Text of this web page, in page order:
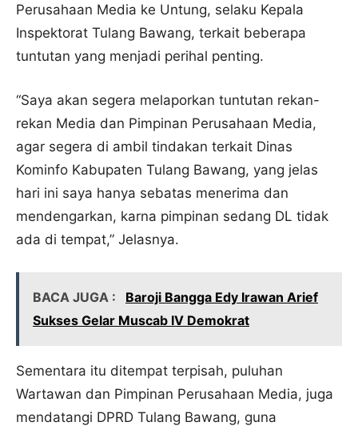
Perusahaan Media ke Untung, selaku Kepala
Inspektorat Tulang Bawang, terkait beberapa
tuntutan yang menjadi perihal penting.
“Saya akan segera melaporkan tuntutan rekan-
rekan Media dan Pimpinan Perusahaan Media,
agar segera di ambil tindakan terkait Dinas
Kominfo Kabupaten Tulang Bawang, yang jelas
hari ini saya hanya sebatas menerima dan
mendengarkan, karna pimpinan sedang DL tidak
ada di tempat,” Jelasnya.
BACA JUGA :
Baroji Bangga Edy Irawan Arief
Sukses Gelar Muscab IV Demokrat
Sementara itu ditempat terpisah, puluhan
Wartawan dan Pimpinan Perusahaan Media, juga
mendatangi DPRD Tulang Bawang, guna